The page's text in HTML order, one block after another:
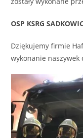
OSP KSRG
Dziękujemy firmie
wykonanie